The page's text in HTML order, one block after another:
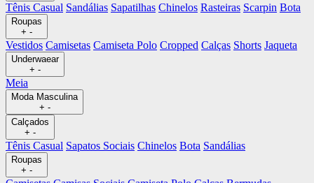
Tênis Casual Sandálias Sapatilhas Chinelos Rasteiras Scarpin Bota
Roupas
+ -
Vestidos Camisetas Camiseta Polo Cropped Calças Shorts Jaqueta
Underwaear
+ -
Meia
Moda Masculina
+ -
Calçados
+ -
Tênis Casual Sapatos Sociais Chinelos Bota Sandálias
Roupas
+ -